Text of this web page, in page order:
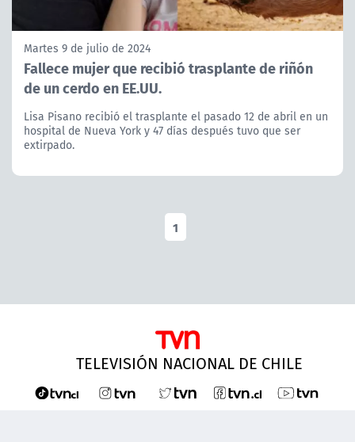
Martes 9 de julio de 2024
Fallece mujer que recibió trasplante de riñón
de un cerdo en EE.UU.
Lisa Pisano recibió el trasplante el pasado 12 de abril en un
hospital de Nueva York y 47 días después tuvo que ser
extirpado.
1
TELEVISIÓN NACIONAL DE CHILE